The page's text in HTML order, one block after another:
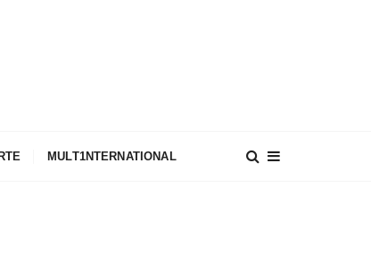
MULT1NTERNATIONAL